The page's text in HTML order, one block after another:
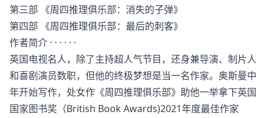
第三部 《周四推理俱乐部：消失的子弹》
第四部 《周四推理俱乐部：最后的刺客》
作者简介 · · · · · ·
英国电视名人，除了主持超人气节目，还身兼导演、制片人
和喜剧演员数职，但他的终极梦想是当一名作家。奥斯曼中
年开始写作，处女作《周四推理俱乐部》助他一举拿下英国
国家图书奖（British Book Awards)2021年度最佳作家